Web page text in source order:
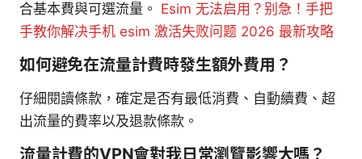
合基本費與可選流量。 Esim 无法启用？别急！手把
手教你解决手机 esim 激活失败问题 2026 最新攻略
如何避免在流量計費時發生額外費用？
仔細閱讀條款，確定是否有最低消費、自動續費、超
出流量的費率以及退款條款。
流量計費的VPN會對我日常瀏覽影響大嗎？